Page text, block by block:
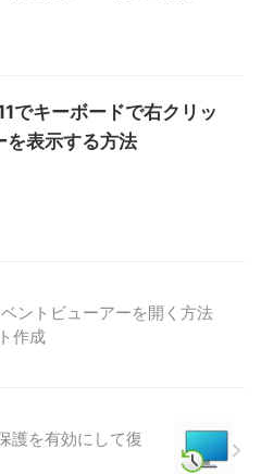
でキーボードで右クリッ
を表示する方法
ントビューアーを開く方法
作成
護を有効にして復